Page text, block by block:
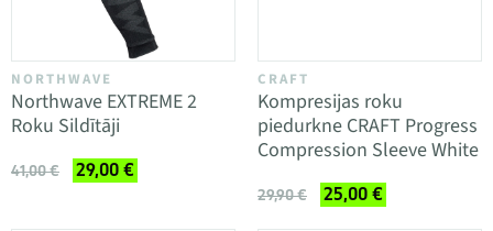
NORTHWAVE
Northwave EXTREME 2
Roku Sildītāji
41,00 € 29,00 €
CRAFT
Kompresijas roku
piedurkne CRAFT Progress
Compression Sleeve White
29,90 € 25,00 €